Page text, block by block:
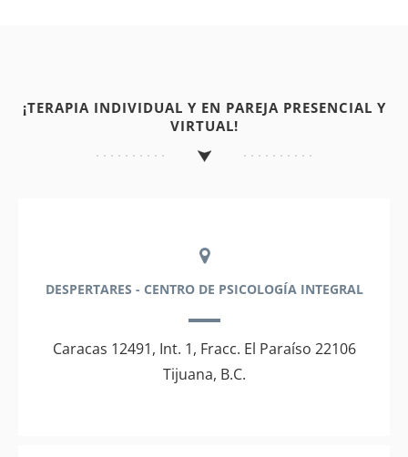
¡TERAPIA INDIVIDUAL Y EN PAREJA PRESENCIAL Y
VIRTUAL!
DESPERTARES - CENTRO DE PSICOLOGÍA INTEGRAL
Caracas 12491, Int. 1, Fracc. El Paraíso 22106
Tijuana, B.C.